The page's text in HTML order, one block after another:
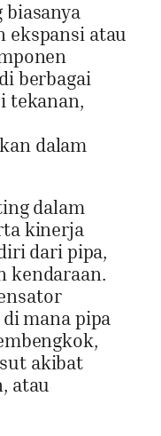
Toko
biasanya
ekspansi atau
berbagai
tekanan,
dalam
dalam
kinerja
dari pipa,
kendaraan.
mana pipa
akibat
atau